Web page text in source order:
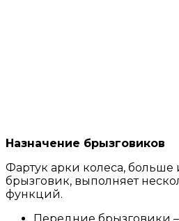
Назначение брызговиков
Фартук арки колеса, больше
брызговик, выполняет
функций.